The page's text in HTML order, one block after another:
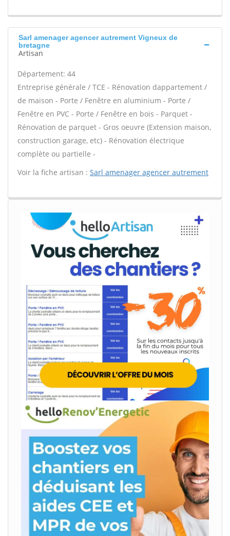
Sarl amenager agencer autrement Vigneux de
bretagne
Artisan
Département: 44
Entreprise générale / TCE - Rénovation dappartement /
de maison - Porte / Fenêtre en aluminium - Porte /
Fenêtre en PVC - Porte / Fenêtre en bois - Parquet -
Rénovation de parquet - Gros oeuvre (Extension maison,
construction garage, etc) - Rénovation électrique
complète ou partielle -
Voir la fiche artisan : Sarl amenager agencer autrement